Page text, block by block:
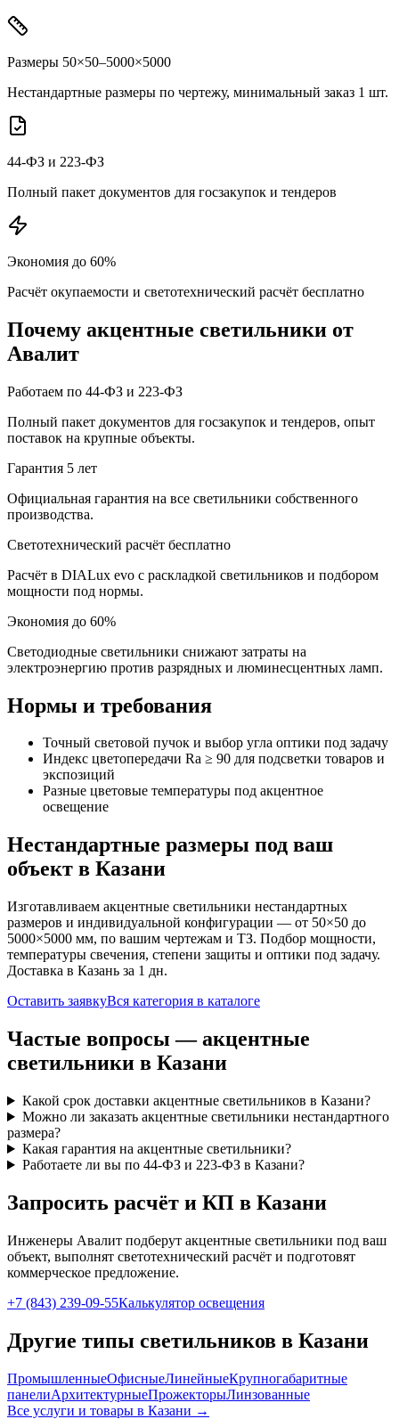
Размеры 50×50–5000×5000
Нестандартные размеры по чертежу, минимальный заказ 1 шт.
44-ФЗ и 223-ФЗ
Полный пакет документов для госзакупок и тендеров
Экономия до 60%
Расчёт окупаемости и светотехнический расчёт бесплатно
Почему акцентные светильники от
Авалит
Работаем по 44-ФЗ и 223-ФЗ
Полный пакет документов для госзакупок и тендеров, опыт
поставок на крупные объекты.
Гарантия 5 лет
Официальная гарантия на все светильники собственного
производства.
Светотехнический расчёт бесплатно
Расчёт в DIALux evo с раскладкой светильников и подбором
мощности под нормы.
Экономия до 60%
Светодиодные светильники снижают затраты на
электроэнергию против разрядных и люминесцентных ламп.
Нормы и требования
Точный световой пучок и выбор угла оптики под задачу
Индекс цветопередачи Ra ≥ 90 для подсветки товаров и
экспозиций
Разные цветовые температуры под акцентное
освещение
Нестандартные размеры под ваш
объект в Казани
Изготавливаем акцентные светильники нестандартных
размеров и индивидуальной конфигурации — от 50×50 до
5000×5000 мм, по вашим чертежам и ТЗ. Подбор мощности,
температуры свечения, степени защиты и оптики под задачу.
Доставка в Казань за 1 дн.
Оставить заявкуВся категория в каталоге
Частые вопросы —акцентные
светильники в Казани
Какой срок доставки акцентные светильников в Казани?
Можно ли заказать акцентные светильники нестандартного
размера?
Какая гарантия на акцентные светильники?
Работаете ли вы по 44-ФЗ и 223-ФЗ в Казани?
Запросить расчёт и КП в Казани
Инженеры Авалит подберут акцентные светильники под ваш
объект, выполнят светотехнический расчёт и подготовят
коммерческое предложение.
+7 (843) 239-09-55Калькулятор освещения
Другие типы светильников в Казани
ПромышленныеОфисныеЛинейныеКрупногабаритные
панелиАрхитектурныеПрожекторыЛинзованные
Все услуги и товары в Казани →